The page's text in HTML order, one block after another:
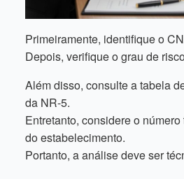
Primeiramente, identifique o
Depois, verifique o grau de
Além disso, consulte a tabela
da NR-5.
Entretanto, considere o
do estabelecimento.
Portanto, a análise deve ser